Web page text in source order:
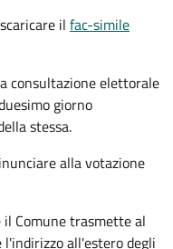
il fac-simile
consultazione elettorale
giorno
stessa.
alla votazione
Comune trasmette al
all'estero degli